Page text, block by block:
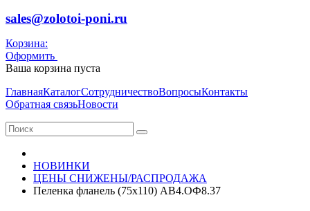
sales@zolotoi-poni.ru
Корзина:
Оформить
Ваша корзина пуста
ГлавнаяКаталогСотрудничествоВопросыКонтакты
Обратная связьНовости
НОВИНКИ
ЦЕНЫ СНИЖЕНЫ/РАСПРОДАЖА
Пеленка фланель (75х110) АВ4.ОФ8.37